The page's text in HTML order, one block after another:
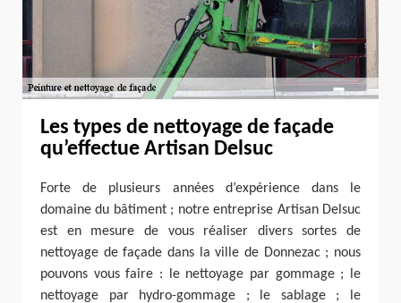
Les types de nettoyage de façade
qu’effectue Artisan Delsuc
Forte de plusieurs années d’expérience dans le
domaine du bâtiment ; notre entreprise Artisan Delsuc
est en mesure de vous réaliser divers sortes de
nettoyage de façade dans la ville de Donnezac ; nous
pouvons vous faire : le nettoyage par gommage ; le
nettoyage par hydro-gommage ; le sablage ; le